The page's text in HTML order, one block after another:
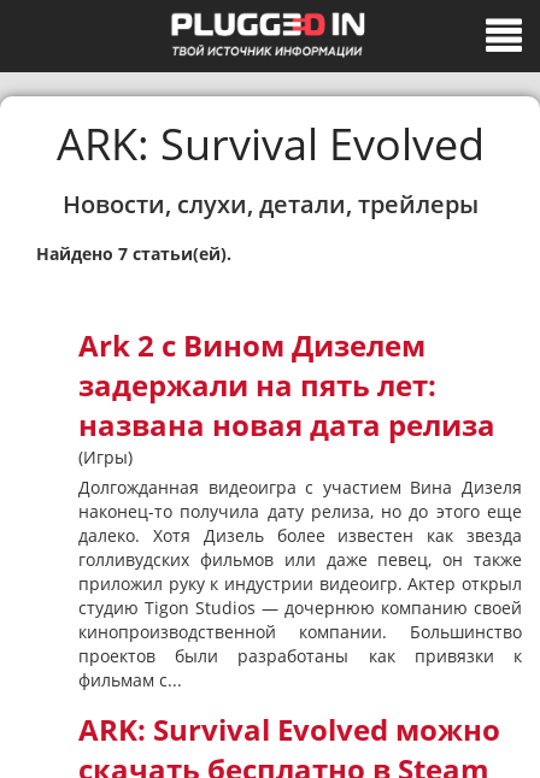
ARK: Survival Evolved
Новости, слухи, детали, трейлеры
Найдено 7 статьи(ей).
Ark 2 с Вином Дизелем
задержали на пять лет:
названа новая дата релиза
(Игры)
Долгожданная видеоигра с участием Вина Дизеля
наконец-то получила дату релиза, но до этого еще
далеко. Хотя Дизель более известен как звезда
голливудских фильмов или даже певец, он также
приложил руку к индустрии видеоигр. Актер открыл
студию Tigon Studios — дочернюю компанию своей
кинопроизводственной компании. Большинство
проектов были разработаны как привязки к
фильмам с...
ARK: Survival Evolved можно
скачать бесплатно в Steam